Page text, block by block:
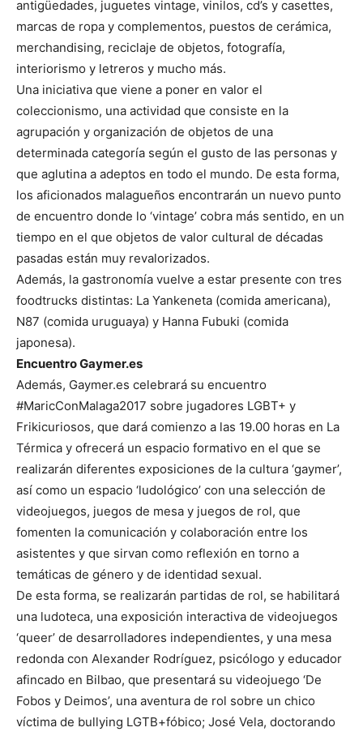
antigüedades, juguetes vintage, vinilos, cd’s y casettes,
marcas de ropa y complementos, puestos de cerámica,
merchandising, reciclaje de objetos, fotografía,
interiorismo y letreros y mucho más.
Una iniciativa que viene a poner en valor el
coleccionismo, una actividad que consiste en la
agrupación y organización de objetos de una
determinada categoría según el gusto de las personas y
que aglutina a adeptos en todo el mundo. De esta forma,
los aficionados malagueños encontrarán un nuevo punto
de encuentro donde lo ‘vintage’ cobra más sentido, en un
tiempo en el que objetos de valor cultural de décadas
pasadas están muy revalorizados.
Además, la gastronomía vuelve a estar presente con tres
foodtrucks distintas: La Yankeneta (comida americana),
N87 (comida uruguaya) y Hanna Fubuki (comida
japonesa).
Encuentro Gaymer.es
Además, Gaymer.es celebrará su encuentro
#MaricConMalaga2017 sobre jugadores LGBT+ y
Frikicuriosos, que dará comienzo a las 19.00 horas en La
Térmica y ofrecerá un espacio formativo en el que se
realizarán diferentes exposiciones de la cultura ‘gaymer’,
así como un espacio ‘ludológico’ con una selección de
videojuegos, juegos de mesa y juegos de rol, que
fomenten la comunicación y colaboración entre los
asistentes y que sirvan como reflexión en torno a
temáticas de género y de identidad sexual.
De esta forma, se realizarán partidas de rol, se habilitará
una ludoteca, una exposición interactiva de videojuegos
‘queer’ de desarrolladores independientes, y una mesa
redonda con Alexander Rodríguez, psicólogo y educador
afincado en Bilbao, que presentará su videojuego ‘De
Fobos y Deimos’, una aventura de rol sobre un chico
víctima de bullying LGTB+fóbico; José Vela, doctorando